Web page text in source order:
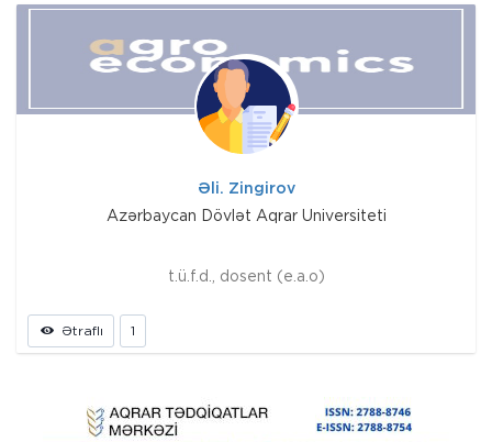
Əli. Zingirov
Azərbaycan Dövlət Aqrar Universiteti
t.ü.f.d., dosent (e.a.o)
Ətraflı 1
Prev